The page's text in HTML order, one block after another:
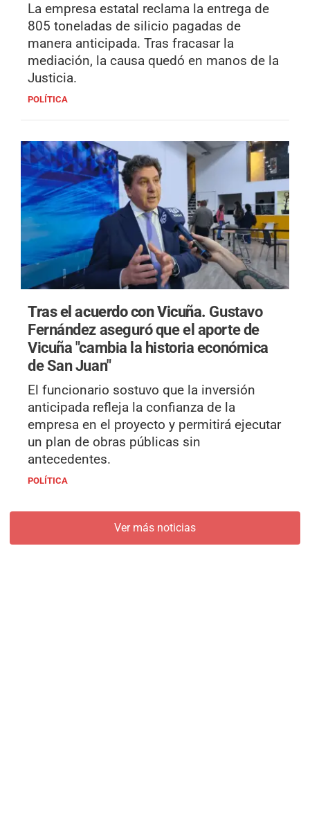
La empresa estatal reclama la entrega de
805 toneladas de silicio pagadas de
manera anticipada. Tras fracasar la
mediación, la causa quedó en manos de la
Justicia.
POLÍTICA
Tras el acuerdo con Vicuña. Gustavo
Fernández aseguró que el aporte de
Vicuña "cambia la historia económica
de San Juan"
El funcionario sostuvo que la inversión
anticipada refleja la confianza de la
empresa en el proyecto y permitirá ejecutar
un plan de obras públicas sin
antecedentes.
POLÍTICA
Ver más noticias